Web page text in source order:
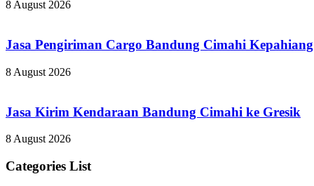
8 August 2026
Jasa Pengiriman Cargo Bandung Cimahi Kepahiang
8 August 2026
Jasa Kirim Kendaraan Bandung Cimahi ke Gresik
8 August 2026
Categories List